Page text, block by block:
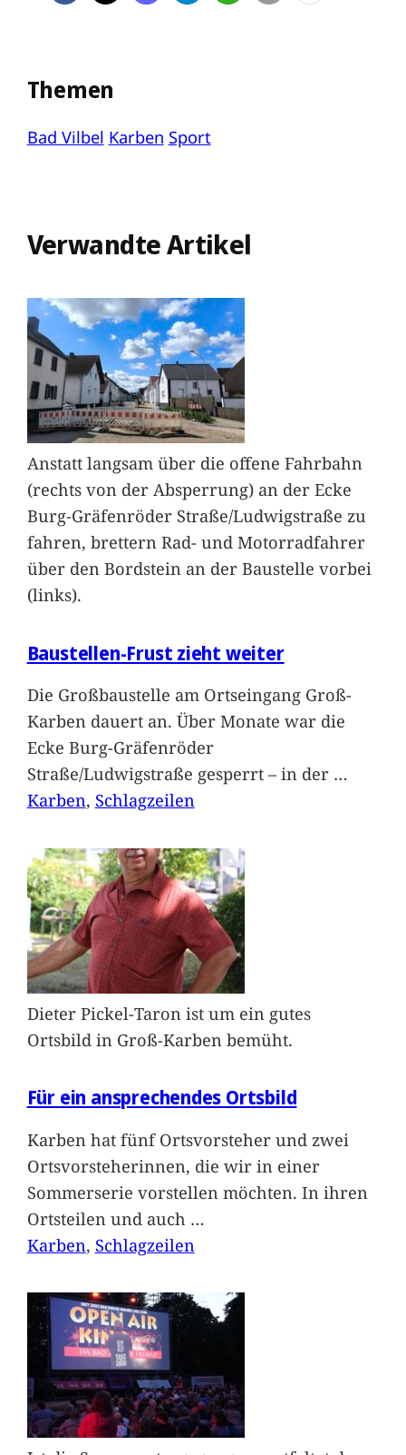
Themen
Bad Vilbel Karben Sport
Verwandte Artikel
Anstatt langsam über die offene Fahrbahn
(rechts von der Absperrung) an der Ecke
Burg-Gräfenröder Straße/Ludwigstraße zu
fahren, brettern Rad- und Motorradfahrer
über den Bordstein an der Baustelle vorbei
(links).
Baustellen-Frust zieht weiter
Die Großbaustelle am Ortseingang Groß-
Karben dauert an. Über Monate war die
Ecke Burg-Gräfenröder
Straße/Ludwigstraße gesperrt – in der …
Karben, Schlagzeilen
Dieter Pickel-Taron ist um ein gutes
Ortsbild in Groß-Karben bemüht.
Für ein ansprechendes Ortsbild
Karben hat fünf Ortsvorsteher und zwei
Ortsvorsteherinnen, die wir in einer
Sommerserie vorstellen möchten. In ihren
Ortsteilen und auch …
Karben, Schlagzeilen